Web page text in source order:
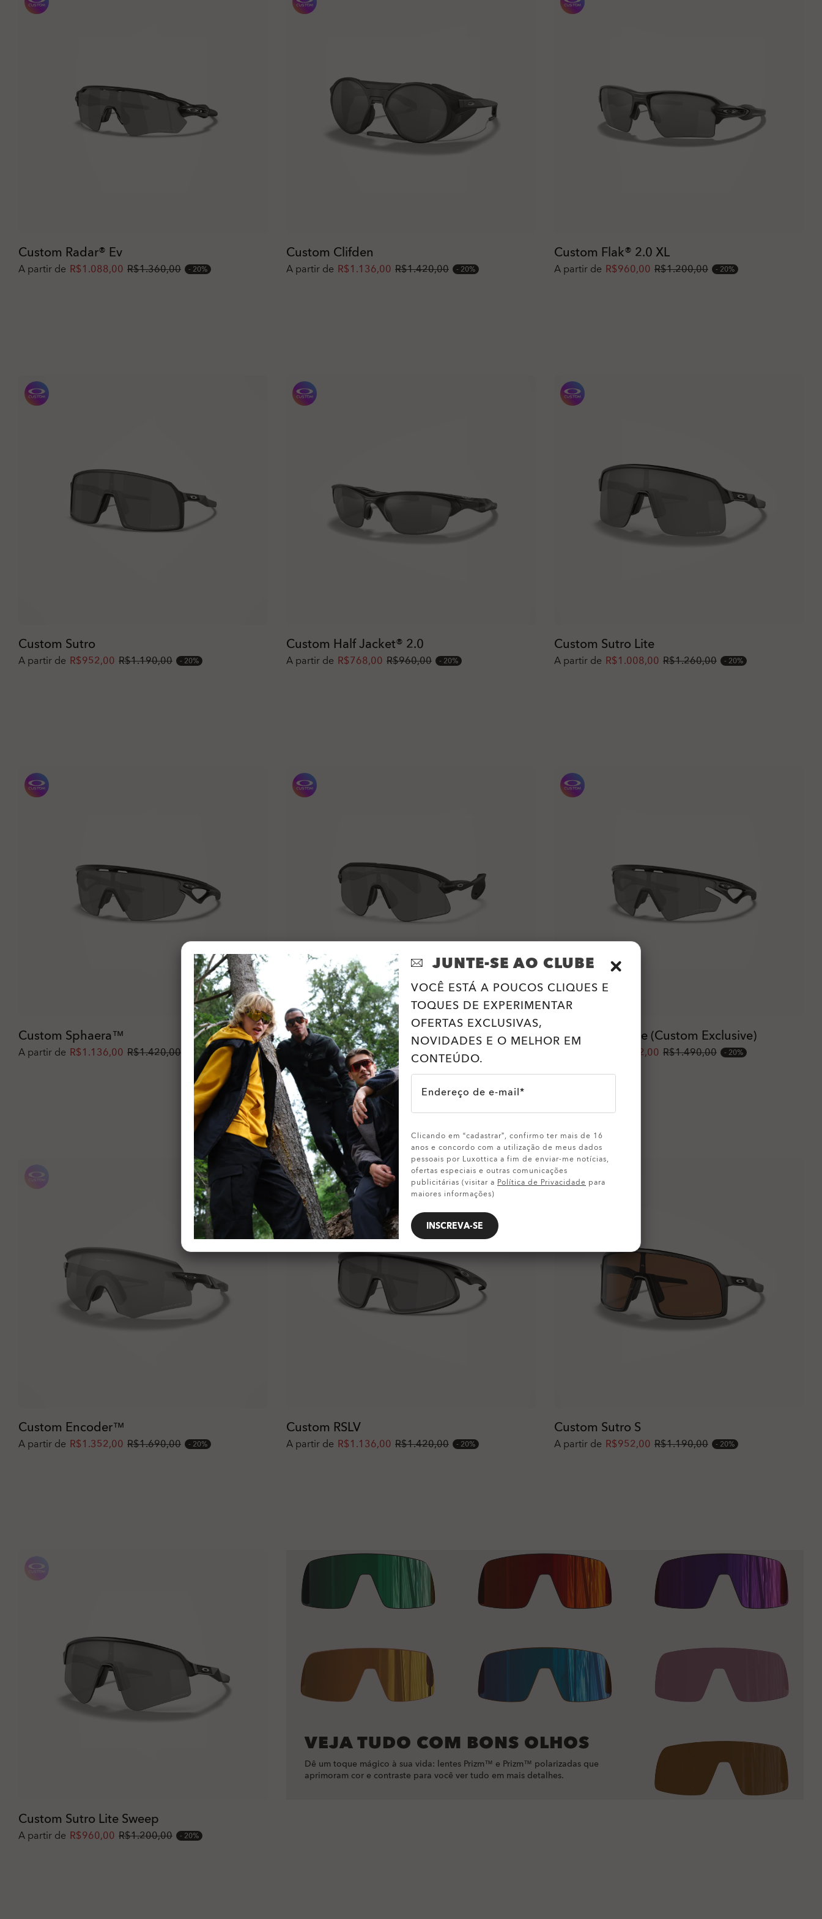
Custom Radar® Ev
A partir de R$1.088,00 R$1.360,00 20%
Custom Clifden
A partir de R$1.136,00 R$1.420,00 20%
Custom Flak® 2.0 XL
A partir de R$960,00 R$1.200,00 20%
Custom Sutro
A partir de R$952,00 R$1.190,00 20%
Custom Half Jacket® 2.0
A partir de R$768,00 R$960,00 20%
Custom Sutro Lite
A partir de R$1.008,00 R$1.260,00 20%
Custom Sphaera™
A partir de R$1.136,00 R$1.420,00 20%
Custom Stunt Devil
A partir de R$1.072,00 R$1.340,00 20%
Sphaera™ Prime (Custom Exclusive)
R$1.192,00 R$1.490,00 20%
Custom Encoder™
A partir de R$1.352,00 R$1.690,00 20%
Custom RSLV
A partir de R$1.136,00 R$1.420,00 20%
Custom Sutro S
A partir de R$952,00 R$1.190,00 20%
Custom Sutro Lite Sweep
A partir de R$960,00 R$1.200,00 20%
VEJA TUDO COM BONS OLHOS
Dê um toque mágico à sua vida: lentes Prizm™ e Prizm™ polarizadas que
aprimoram cor e contraste para você ver tudo em mais detalhes.
JUNTE-SE AO CLUBE
VOCÊ ESTÁ A POUCOS CLIQUES E
TOQUES DE EXPERIMENTAR
OFERTAS EXCLUSIVAS,
NOVIDADES E O MELHOR EM
CONTEÚDO.
Endereço de e-mail*
Clicando em “cadastrar”, confirmo ter mais de 16
anos e concordo com a utilização de meus dados
pessoais por Luxottica a fim de enviar-me notícias,
ofertas especiais e outras comunicações
publicitárias (visitar a Política de Privacidade para
maiores informações)
INSCREVA-SE